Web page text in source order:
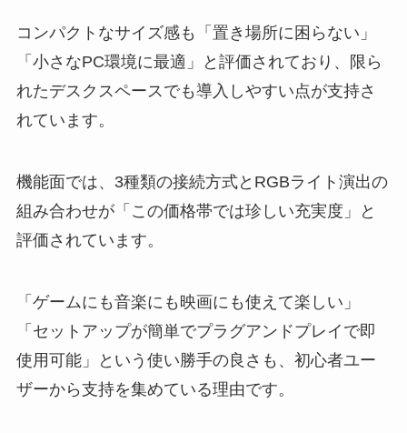
コンパクトなサイズ感も「置き場所に困らない」
「小さなPC環境に最適」と評価されており、限ら
れたデスクスペースでも導入しやすい点が支持さ
れています。
機能面では、3種類の接続方式とRGBライト演出の
組み合わせが「この価格帯では珍しい充実度」と
評価されています。
「ゲームにも音楽にも映画にも使えて楽しい」
「セットアップが簡単でプラグアンドプレイで即
使用可能」という使い勝手の良さも、初心者ユー
ザーから支持を集めている理由です。